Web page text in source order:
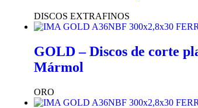
DISCOS EXTRAFINOS
GOLD – Discos de corte
Mármol
ORO